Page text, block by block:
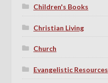
Children's Books
Christian Living
Church
Evangelistic Resources